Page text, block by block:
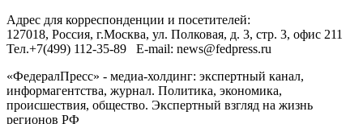
Адрес для корреспонденции и посетителей:
127018, Россия, г.Москва, ул. Полковая, д. 3, стр. 3, офис 211
Тел.+7(499) 112-35-89 E-mail: news@fedpress.ru
«ФедералПресс» - медиа-холдинг: экспертный канал,
информагентства, журнал. Политика, экономика,
происшествия, общество. Экспертный взгляд на жизнь
регионов РФ